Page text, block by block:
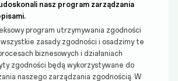
nasz program zarządzania
program utrzymywania zgodności
zasady zgodności i osadzimy te
biznesowych i działaniach
zgodności będą wykorzystywane do
naszego zarządzania zgodnością. W